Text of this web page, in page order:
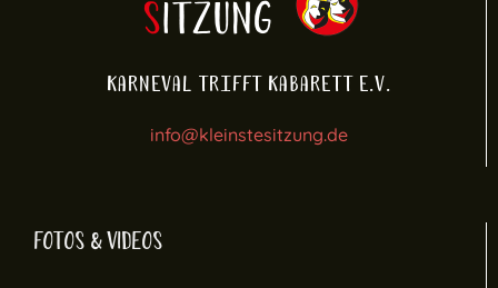
Karneval trifft Kabarett e.V.
info@kleinstesitzung.de
FOTOS & VIDEOS